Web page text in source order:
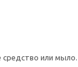
или мыло.